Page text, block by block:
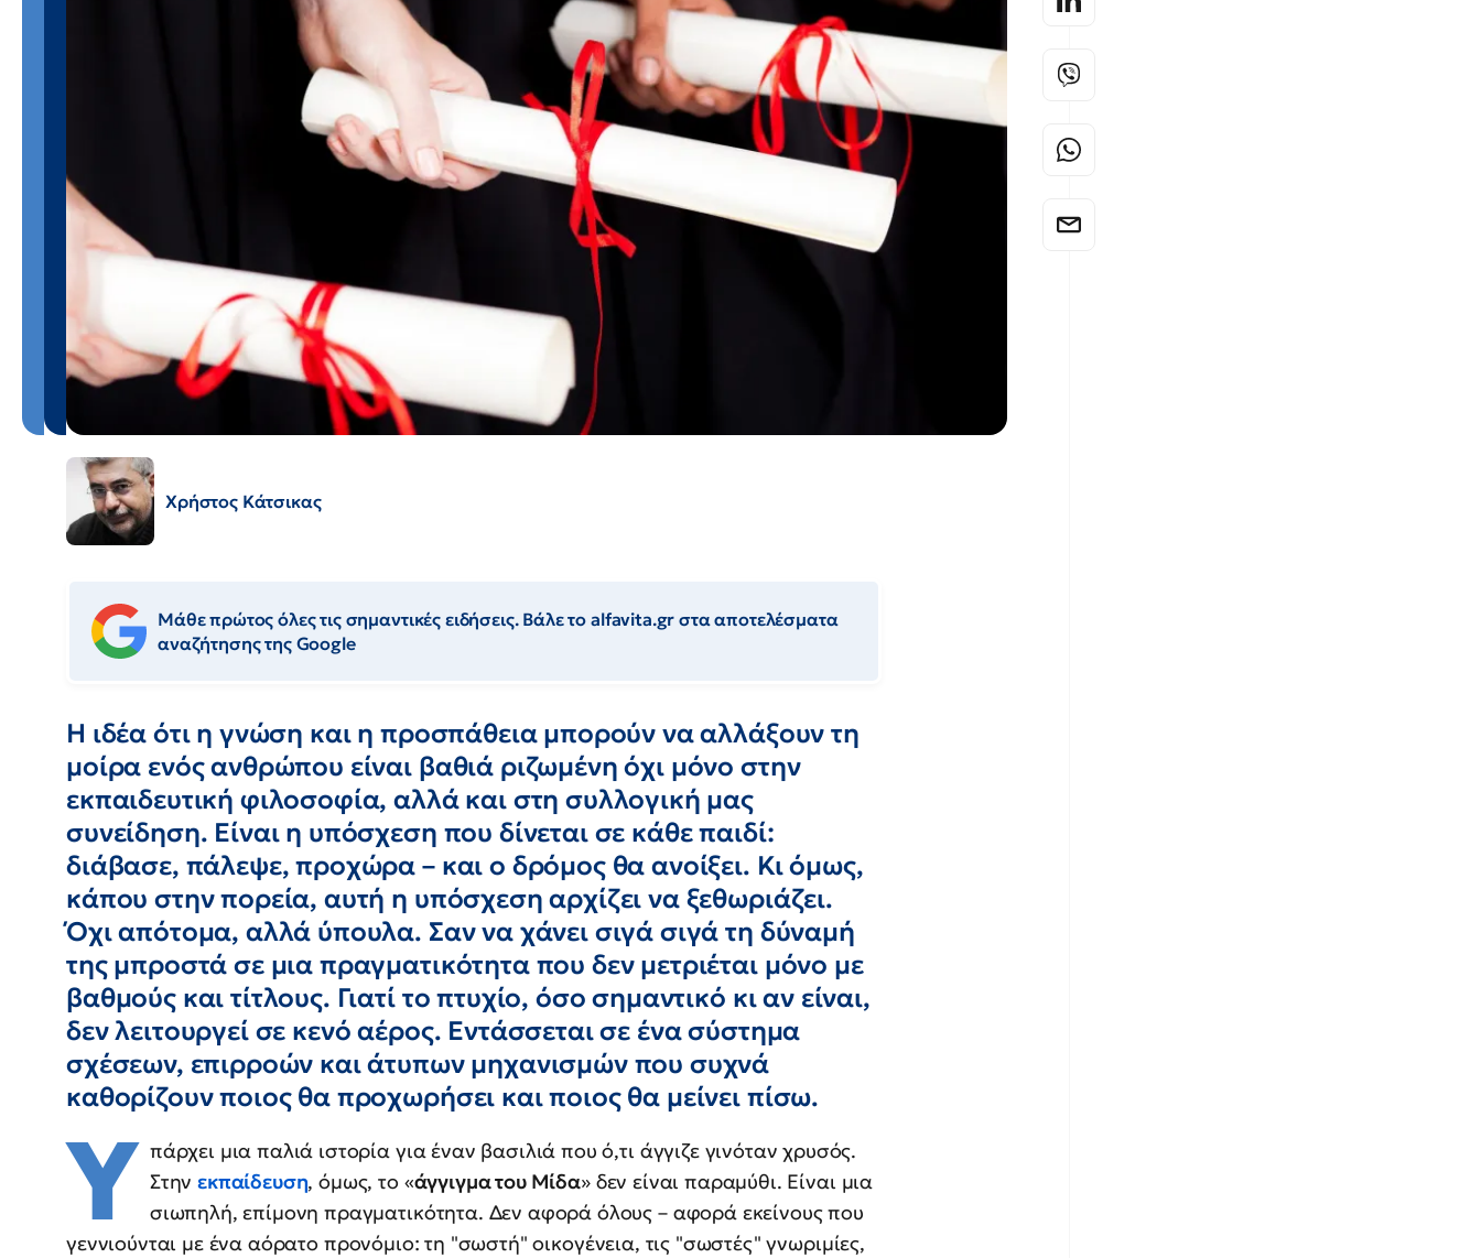
Χρήστος Κάτσικας
Μάθε πρώτος όλες τις σημαντικές ειδήσεις. Βάλε το alfavita.gr στα αποτελέσματα
αναζήτησης της Google
Η ιδέα ότι η γνώση και η προσπάθεια μπορούν να αλλάξουν τη
μοίρα ενός ανθρώπου είναι βαθιά ριζωμένη όχι μόνο στην
εκπαιδευτική φιλοσοφία, αλλά και στη συλλογική μας
συνείδηση. Είναι η υπόσχεση που δίνεται σε κάθε παιδί:
διάβασε, πάλεψε, προχώρα – και ο δρόμος θα ανοίξει. Κι όμως,
κάπου στην πορεία, αυτή η υπόσχεση αρχίζει να ξεθωριάζει.
Όχι απότομα, αλλά ύπουλα. Σαν να χάνει σιγά σιγά τη δύναμή
της μπροστά σε μια πραγματικότητα που δεν μετριέται μόνο με
βαθμούς και τίτλους. Γιατί το πτυχίο, όσο σημαντικό κι αν είναι,
δεν λειτουργεί σε κενό αέρος. Εντάσσεται σε ένα σύστημα
σχέσεων, επιρροών και άτυπων μηχανισμών που συχνά
καθορίζουν ποιος θα προχωρήσει και ποιος θα μείνει πίσω.
Υ πάρχει μια παλιά ιστορία για έναν βασιλιά που ό,τι άγγιζε γινόταν χρυσός.
Στηνεκπαίδευση, όμως, το «άγγιγμα του Μίδα» δεν είναι παραμύθι. Είναι μια
σιωπηλή, επίμονη πραγματικότητα. Δεν αφορά όλους – αφορά εκείνους που
γεννιούνται με ένα αόρατο προνόμιο: τη "σωστή" οικογένεια, τις "σωστές" γνωριμίες,